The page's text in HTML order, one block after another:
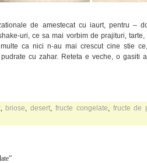
de amestecat cu iaurt, pentru –
uri, ce sa mai vorbim de prajituri,
ca nici n-au mai crescut cine stie
cu zahar. Reteta e veche, o gasiti
, briose ,desert fructe congelate fructe de